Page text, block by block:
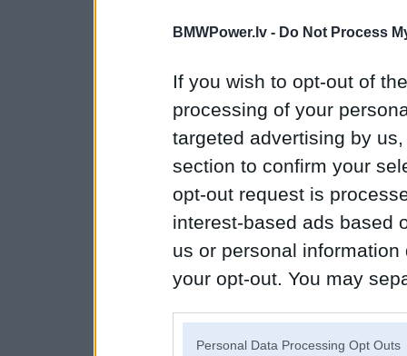
BMWPower.lv - Do Not Process
If you wish to opt-out of
processing of your
targeted advertising by
section to confirm your
opt-out request is
interest-based ads based
us or personal
your opt-out. You may
Personal Data Processing Opt Outs